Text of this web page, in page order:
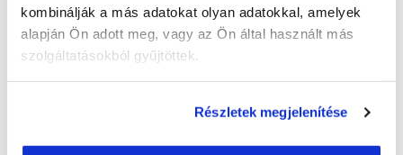
kombinálják a más adatokat olyan adatokkal, amelyek
alapján Ön adott meg, vagy az Ön által használt más
szolgáltatásokból gyűjtöttek.
Részletek megjelenítése
Képzés típusa:
Szükséges iskolai végzettség:
érettségi